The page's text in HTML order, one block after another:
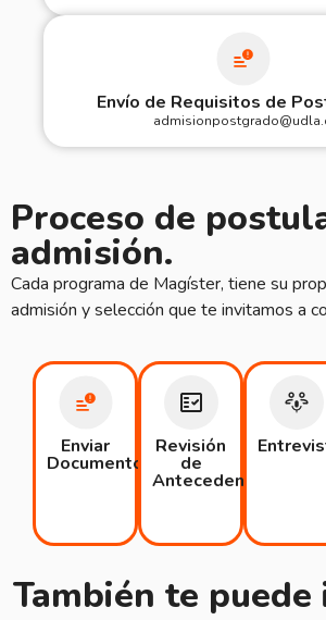
Envío de Requisitos de
Proceso de
admisión.
Cada programa de Magíster, tiene su
admisión y selección que te invitamos a
Enviar
Documentos
Revisión
de
Antecedentes
También te